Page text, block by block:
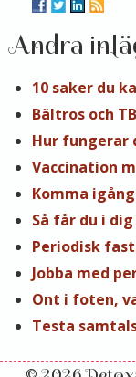
Andra
10 saker du
Bältros och
Hur fungerar
Vaccination
Komma
Så får du i
Periodisk
Jobba med
Ont i foten,
Testa